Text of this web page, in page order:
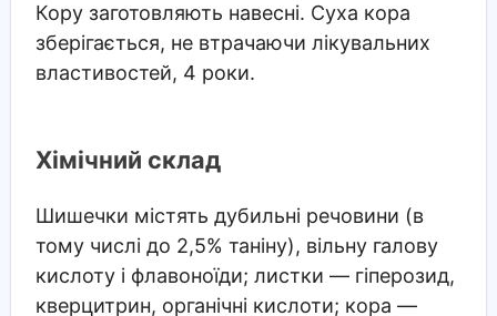
Кору заготовляють навесні. Суха кора
зберігається, не втрачаючи лікувальних
властивостей, 4 роки.
Хімічний склад
Шишечки містять дубильні речовини (в
тому числі до 2,5% таніну), вільну галову
кислоту і флавоноїди; листки — гіперозид,
кверцитрин, органічні кислоти; кора —